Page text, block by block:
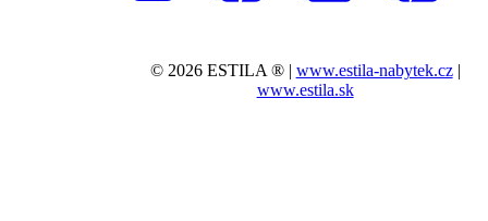
© 2026 ESTILA ® | www.estila-nabytek.cz|
www.estila.sk